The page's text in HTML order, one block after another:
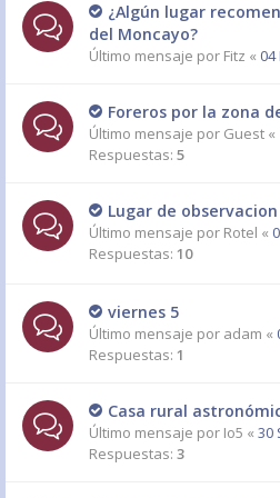
¿Algún lugar
del Moncayo?
Último mensaje por Fitz « 04
Foreros por la zona
Último mensaje por Guest «
Respuestas: 5
Lugar de
Último mensaje por Rotel «
Respuestas: 10
viernes 5
Último mensaje por adam «
Respuestas: 1
Casa rural
Último mensaje por Io5 « 30
Respuestas: 3